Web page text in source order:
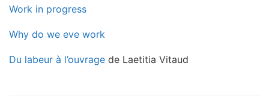
Work in progress
Why do we eve work
Du labeur à l’ouvrage de Laetitia Vitaud